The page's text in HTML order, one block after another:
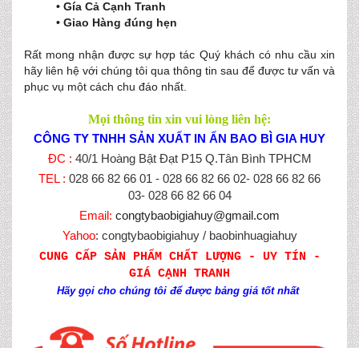
• Gía Cả Cạnh Tranh
• Giao Hàng đúng hẹn
Rất mong nhận được sự hợp tác Quý khách có nhu cầu xin
hãy liên hệ với chúng tôi qua thông tin sau để được tư vấn và
phục vụ một cách chu đáo nhất.
Mọi thông tin xin vui lòng liên hệ:
CÔNG TY TNHH SẢN XUẤT IN ẤN BAO BÌ GIA HUY
ĐC : 40/1 Hoàng Bật Đạt P15 Q.Tân Bình TPHCM
TEL : 028 66 82 66 01 - 028 66 82 66 02- 028 66 82 66
03- 028 66 82 66 04
Email: congtybaobigiahuy@gmail.com
Yahoo: congtybaobigiahuy / baobinhuagiahuy
CUNG CẤP SẢN PHẨM CHẤT LƯỢNG - UY TÍN -
GIÁ CẠNH TRANH
Hãy gọi cho chúng tôi để được bảng giá tốt nhất